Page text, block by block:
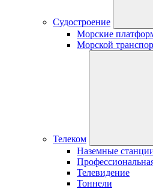
Судостроение
Морские
Морской
Телеком
Наземные
Телевидение
Тоннели